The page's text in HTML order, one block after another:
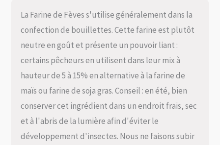
La Farine de Fèves s'utilise généralement dans la
confection de bouillettes. Cette farine est plutôt
neutre en goût et présente un pouvoir liant :
certains pêcheurs en utilisent dans leur mix à
hauteur de 5 à 15% en alternative à la farine de
maïs ou farine de soja gras. Conseil : en été, bien
conserver cet ingrédient dans un endroit frais, sec
et à l'abris de la lumière afin d'éviter le
développement d'insectes. Nous ne faisons subir